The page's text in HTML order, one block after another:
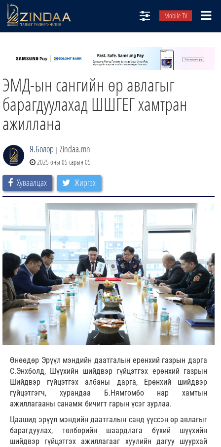
Mobile TV
ТВ8
ӨГЛӨӨНИЙ СОНИН
АУДИО ЗОХИОЛ
ЗИНДАА СЭТГҮҮЛ
ЭМД-ын сангийн өр авлагыг
барагдуулахад ШШГЕГ хамтран
ажиллана
Я.Болор | Zindaa.mn
2025 оны 05 сарын 05
Хуваалцах Жиргэх
Өнөөдөр Эрүүл мэндийн даатгалын ерөнхий газрын дарга
С.Энхболд, Шүүхийн шийдвэр гүйцэтгэх ерөнхий газрын
Шийдвэр гүйцэтгэх албаны дарга, Ерөнхий шийдвэр
гүйцэтгэгч, хурандаа Б.Нямгомбо нар хамтын
ажиллагааны санамж бичигт гарын үсэг зурлаа.
Цаашид эрүүл мэндийн даатгалын санд үүссэн өр авлагыг
барагдуулах, төлбөрийн шаардлага бүхий шүүхийн
шийдвэр гүйцэтгэх ажиллагааг хуулийн дагуу шуурхай